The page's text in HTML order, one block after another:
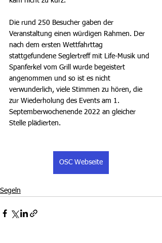
Die rund 250 Besucher gaben der
Veranstaltung einen würdigen Rahmen. Der
nach dem ersten Wettfahrttag
stattgefundene Seglertreff mit Life-Musik und
Spanferkel vom Grill wurde begeistert
angenommen und so ist es nicht
verwunderlich, viele Stimmen zu hören, die
zur Wiederholung des Events am 1.
Septemberwochenende 2022 an gleicher
Stelle plädierten.
OSC Webseite
Segeln